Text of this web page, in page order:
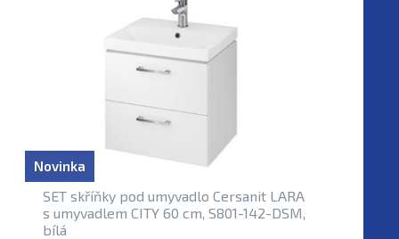
SET skříňky pod umyvadlo Cersanit LARA
s umyvadlem CITY 60 cm, S801-142-DSM,
bílá
Novinka